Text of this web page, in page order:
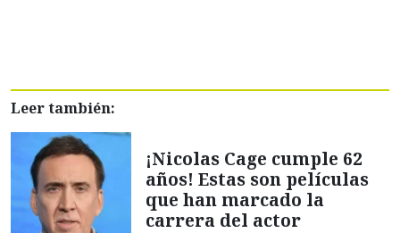
Leer también:
¡Nicolas Cage cumple 62
años! Estas son películas
que han marcado la
carrera del actor